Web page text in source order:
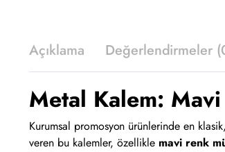
Açıklama Değerlendirmeler
Metal Kalem:
Kurumsal promosyon ürünlerinde en
veren bu kalemler, özellikle mavi renk